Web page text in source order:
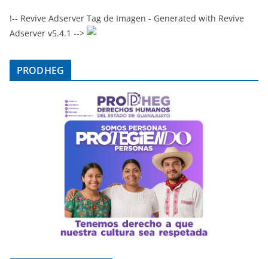
!-- Revive Adserver Tag de Imagen - Generated with Revive
Adserver v5.4.1 -->
PRODHEG